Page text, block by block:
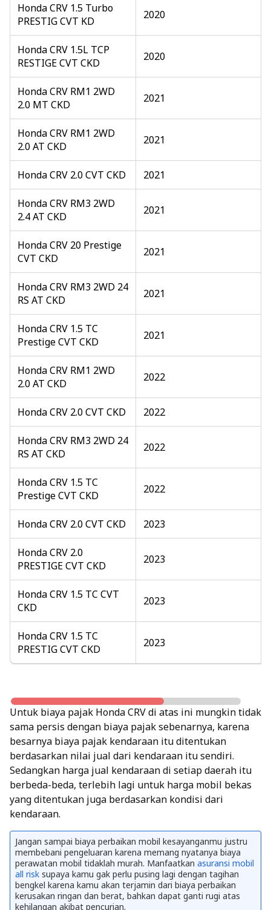
Honda CRV 1.5 Turbo
PRESTIG CVT KD
2020
Honda CRV 1.5L TCP
RESTIGE CVT CKD
2020
Honda CRV RM1 2WD
2.0 MT CKD
2021
Honda CRV RM1 2WD
2.0 AT CKD
2021
Honda CRV 2.0 CVT CKD 2021
Honda CRV RM3 2WD
2.4 AT CKD
2021
Honda CRV 20 Prestige
CVT CKD
2021
Honda CRV RM3 2WD 24
RS AT CKD
2021
Honda CRV 1.5 TC
Prestige CVT CKD
2021
Honda CRV RM1 2WD
2.0 AT CKD
2022
Honda CRV 2.0 CVT CKD 2022
Honda CRV RM3 2WD 24
RS AT CKD
2022
Honda CRV 1.5 TC
Prestige CVT CKD
2022
Honda CRV 2.0 CVT CKD 2023
Honda CRV 2.0
PRESTIGE CVT CKD
2023
Honda CRV 1.5 TC CVT
CKD
2023
Honda CRV 1.5 TC
PRESTIG CVT CKD
2023
Untuk biaya pajak Honda CRV di atas ini mungkin tidak
sama persis dengan biaya pajak sebenarnya, karena
besarnya biaya pajak kendaraan itu ditentukan
berdasarkan nilai jual dari kendaraan itu sendiri.
Sedangkan harga jual kendaraan di setiap daerah itu
berbeda-beda, terlebih lagi untuk harga mobil bekas
yang ditentukan juga berdasarkan kondisi dari
kendaraan.
Jangan sampai biaya perbaikan mobil kesayanganmu justru
membebani pengeluaran karena memang nyatanya biaya
perawatan mobil tidaklah murah. Manfaatkan asuransi mobil
all risk supaya kamu gak perlu pusing lagi dengan tagihan
bengkel karena kamu akan terjamin dari biaya perbaikan
kerusakan ringan dan berat, bahkan dapat ganti rugi atas
kehilangan akibat pencurian.